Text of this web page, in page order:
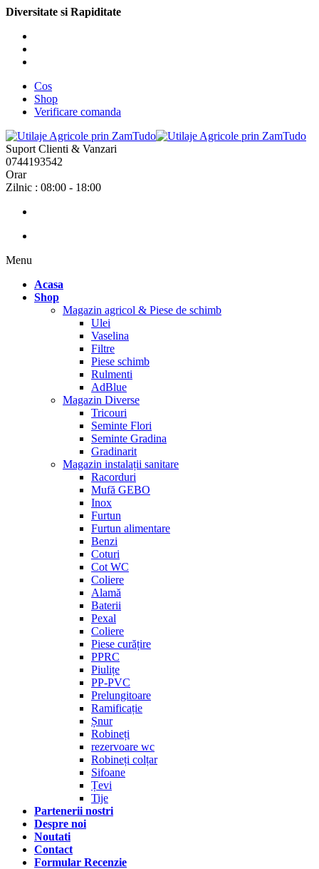
Diversitate si Rapiditate
Cos
Shop
Verificare comanda
Suport Clienti & Vanzari
0744193542
Orar
Zilnic : 08:00 - 18:00
Menu
Acasa
Shop
Magazin agricol & Piese de schimb
Ulei
Vaselina
Filtre
Piese schimb
Rulmenti
AdBlue
Magazin Diverse
Tricouri
Seminte Flori
Seminte Gradina
Gradinarit
Magazin instalații sanitare
Racorduri
Mufă GEBO
Inox
Furtun
Furtun alimentare
Benzi
Coturi
Cot WC
Coliere
Alamă
Baterii
Pexal
Coliere
Piese curățire
PPRC
Piulițe
PP-PVC
Prelungitoare
Ramificație
Șnur
Robineți
rezervoare wc
Robineți colțar
Sifoane
Țevi
Tije
Partenerii nostri
Despre noi
Noutati
Contact
Formular Recenzie